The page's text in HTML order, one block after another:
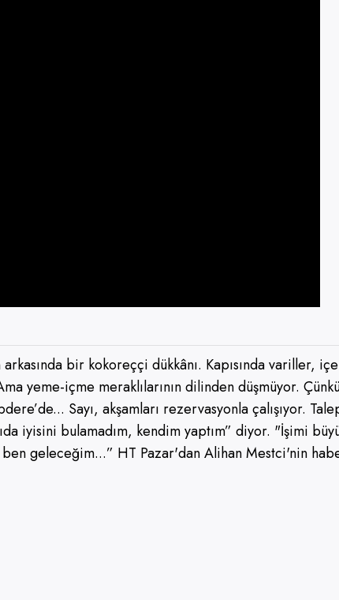
arkasında bir kokoreççi dükkânı. Kapısında
yeme-içme meraklılarının dilinden düşmüyor.
Sayı, akşamları rezervasyonla çalışıyor.
iyisini bulamadım, kendim yaptım” diyor. "İşimi
geleceğim...” HT Pazar'dan Alihan Mestci'nin